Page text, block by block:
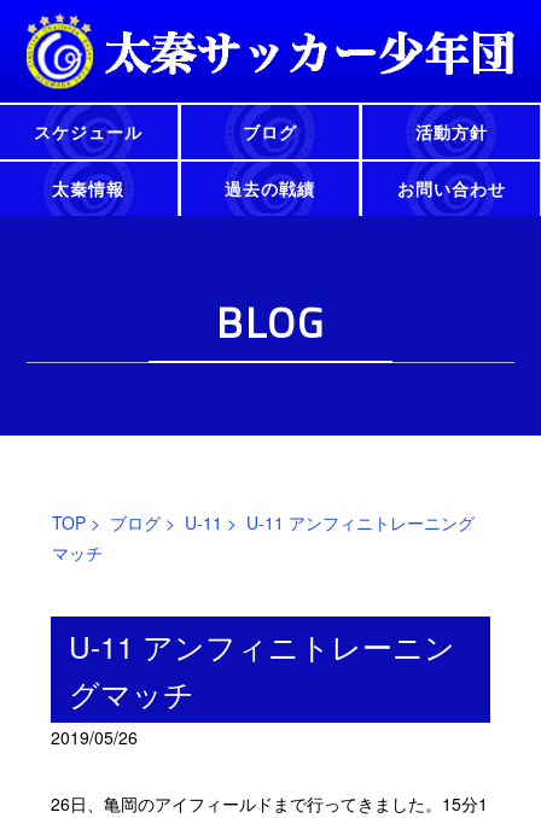
スケジュール ブログ 活動方針
太秦情報 過去の戦績 お問い合わせ
BLOG
TOP> ブログ> U-11 > U-11 アンフィニトレーニング
マッチ
U-11 アンフィニトレーニン
グマッチ
2019/05/26
26日、亀岡のアイフィールドまで行ってきました。 15分1